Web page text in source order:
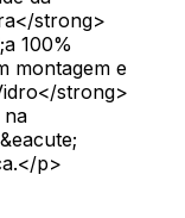
strong>
100%
montagem e
strong>
na
p>